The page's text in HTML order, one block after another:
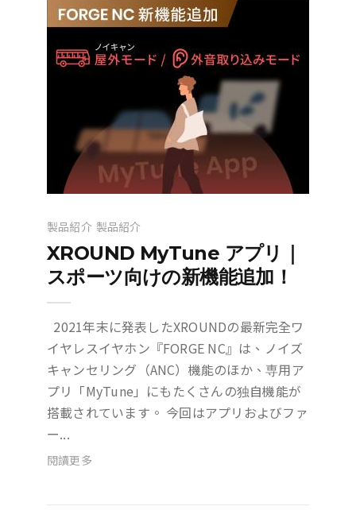
製品紹介 製品紹介
XROUND MyTune アプリ｜
スポーツ向けの新機能追加！
2021年末に発表したXROUNDの最新完全ワ
イヤレスイヤホン『FORGE NC』は、ノイズ
キャンセリング（ANC）機能のほか、専用ア
プリ「MyTune」にもたくさんの独自機能が
搭載されています。 今回はアプリおよびファ
ー...
閱讀更多